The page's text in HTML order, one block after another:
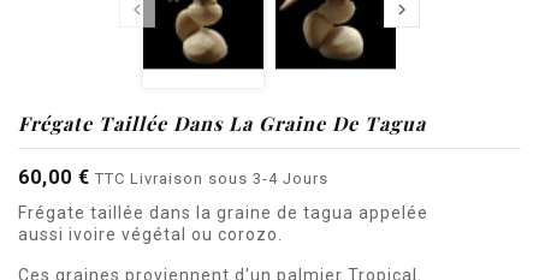
 
Frégate Taillée Dans La Graine De Tagua
60,00 € TTC Livraison sous 3-4 Jours
Frégate taillée dans la graine de tagua appelée
aussi ivoire végétal ou corozo.
Ces graines proviennent d'un palmier Tropical.